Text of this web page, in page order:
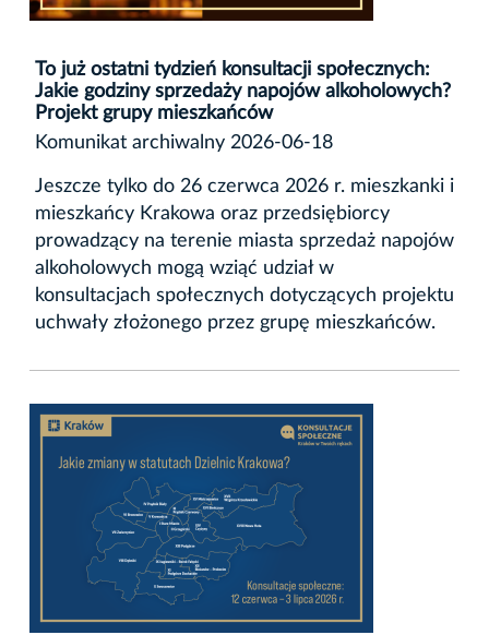
To już ostatni tydzień konsultacji społecznych:
Jakie godziny sprzedaży napojów alkoholowych?
Projekt grupy mieszkańców
Komunikat archiwalny 2026-06-18
Jeszcze tylko do 26 czerwca 2026 r. mieszkanki i
mieszkańcy Krakowa oraz przedsiębiorcy
prowadzący na terenie miasta sprzedaż napojów
alkoholowych mogą wziąć udział w
konsultacjach społecznych dotyczących projektu
uchwały złożonego przez grupę mieszkańców.